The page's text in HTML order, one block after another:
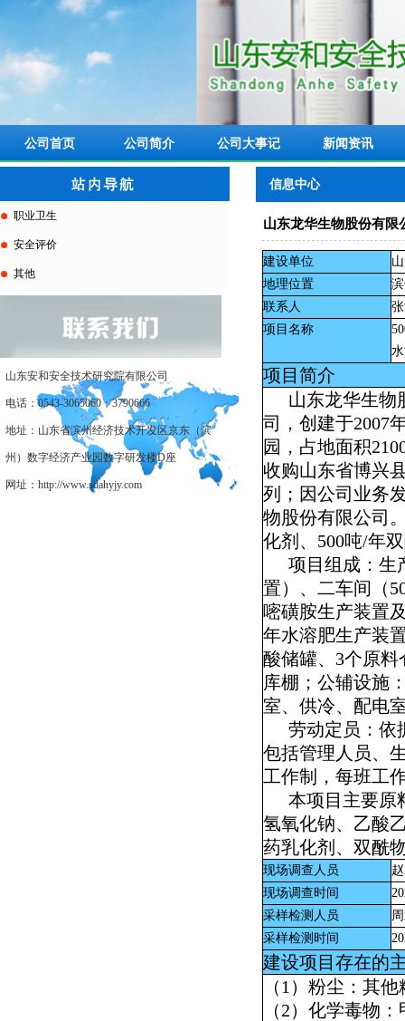
公司首页 公司简介 公司大事记 新闻资讯
职业卫生
安全评价
其他
山东安和安全技术研究院有限公司
电话：0543-3065060；3790666
地址：山东省滨州经济技术开发区京东（滨
州）数字经济产业园数字研发楼D座
网址：http://www.sdahyjy.com
信息中心
山东龙华生物股份有限
建设单位
地理位置
联系人
项目名称
项目简介
山东龙华生物
司，创建于2007
园，占地面积
收购山东省博兴
列；因公司业务
物股份有限公司
化剂、 500吨/年
项目组成：生
置）、二车间（
嘧磺胺生产装置
年水溶肥生产装
酸储罐、 3个原料
库棚；公辅设施
室、供冷、配电
劳动定员：依
包括管理人员、
工作制，每班工
本项目主要原
氢氧化钠、乙酸
药乳化剂、双酰
现场调查人员
现场调查时间
采样检测人员
采样检测时间
建设项目存在的
（1 ）粉尘：其他
（2）化学毒物